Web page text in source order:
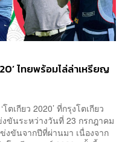
ไทยพร้อมไล่ล่าเหรียญ
เกียว 2020’ ที่กรุงโตเกียว
ขันระหว่างวันที่ 23 กรกฎาคม
งขันจากปีที่ผ่านมา เนื่องจาก